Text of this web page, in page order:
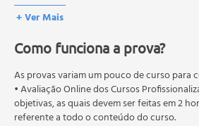
+ Ver Mais
Como funciona a prova?
As provas variam um pouco de curso para
• Avaliação Online dos Cursos
objetivas, as quais devem ser feitas em 2
referente a todo o conteúdo do curso.